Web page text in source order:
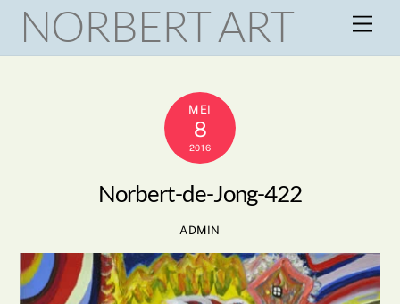
Skip
content
NORBERT ART
MEI
8
2016
Norbert-de-Jong-422
ADMIN